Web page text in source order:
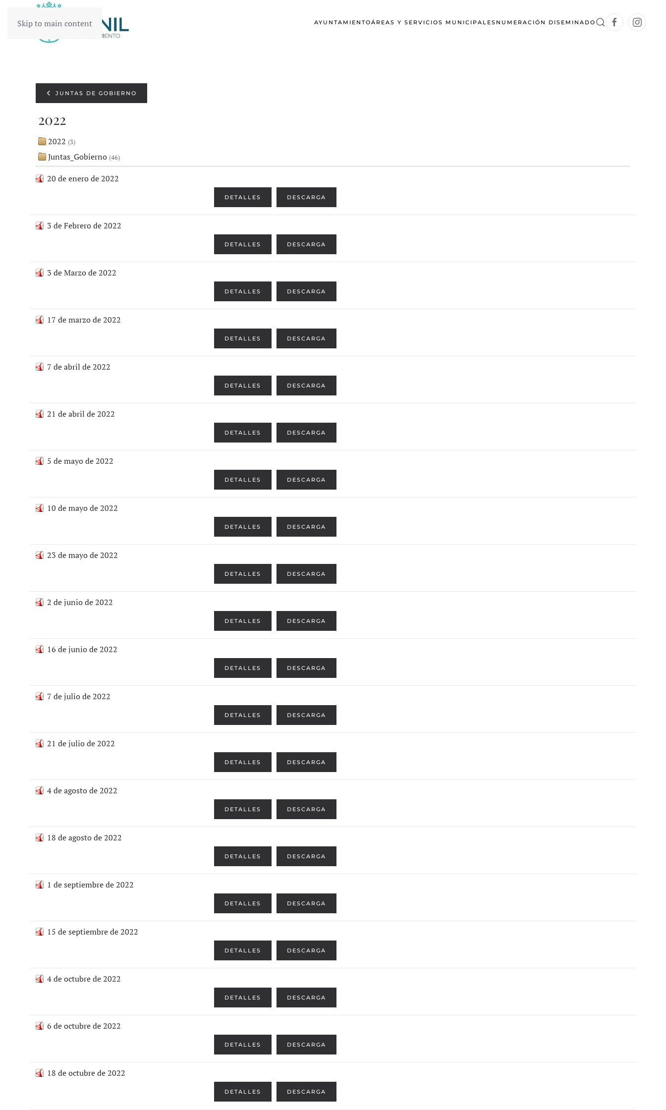
Skip to main content AYUNTAMIENTOÁREAS Y SERVICIOS MUNICIPALES NUMERACIÓN DISEMINADO
JUNTAS DE GOBIERNO
2022
2022 (3)
Juntas_Gobierno (46)
20 de enero de 2022
DESCARGA
DETALLES
3 de Febrero de 2022
DESCARGA
DETALLES
3 de Marzo de 2022
DESCARGA
DETALLES
17 de marzo de 2022
DESCARGA
DETALLES
7 de abril de 2022
DESCARGA
DETALLES
21 de abril de 2022
DESCARGA
DETALLES
5 de mayo de 2022
DESCARGA
DETALLES
10 de mayo de 2022
DESCARGA
DETALLES
23 de mayo de 2022
DESCARGA
DETALLES
2 de junio de 2022
DESCARGA
DETALLES
16 de junio de 2022
DESCARGA
DETALLES
7 de julio de 2022
DESCARGA
DETALLES
21 de julio de 2022
DESCARGA
DETALLES
4 de agosto de 2022
DESCARGA
DETALLES
18 de agosto de 2022
DESCARGA
DETALLES
1 de septiembre de 2022
DESCARGA
DETALLES
15 de septiembre de 2022
DESCARGA
DETALLES
4 de octubre de 2022
DESCARGA
DETALLES
6 de octubre de 2022
DESCARGA
DETALLES
18 de octubre de 2022
DESCARGA
DETALLES